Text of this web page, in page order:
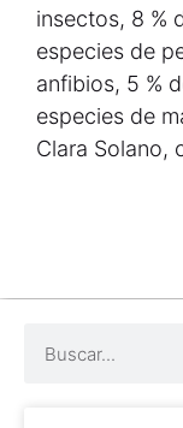
insectos, 8 %
especies de
anfibios, 5 %
especies de
Clara Solano,